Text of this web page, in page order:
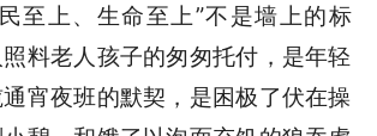
至上、生命至上”不是墙上的标
料老人孩子的匆匆托付，是年轻
宵夜班的默契，是困极了伏在操